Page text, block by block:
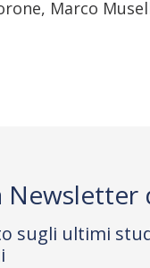
Marco
Newsletter
sugli ultimi